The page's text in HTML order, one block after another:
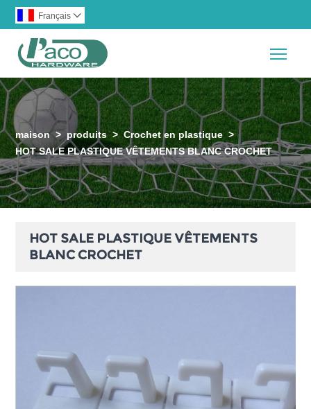
Français 
maison > produits > Crochet en plastique >
HOT SALE PLASTIQUE VÊTEMENTS BLANC CROCHET
HOT SALE PLASTIQUE VÊTEMENTS
BLANC CROCHET